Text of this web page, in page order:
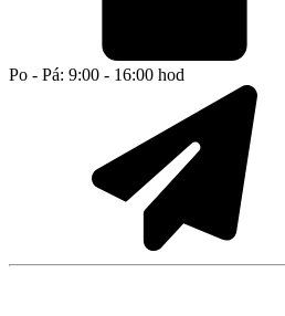
Po - Pá: 9:00 - 16:00 hod